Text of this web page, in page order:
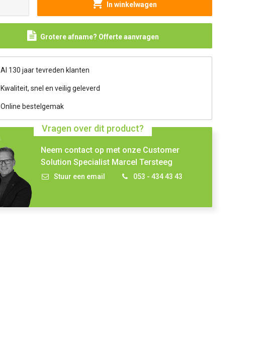
In winkelwagen
Grotere afname? Offerte aanvragen
Al 130 jaar tevreden klanten
Kwaliteit, snel en veilig geleverd
Online bestelgemak
Vragen over dit product?
Neem contact op met onze Customer
Solution Specialist Marcel Tersteeg
Stuur een email 053 - 434 43 43